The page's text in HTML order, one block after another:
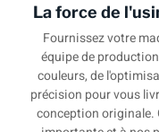
La force de
Fournissez votre
équipe de
couleurs, de
précision pour vous
conception originale.